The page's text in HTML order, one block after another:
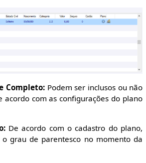
Completo:Podem ser inclusos ou não
acordo com as configurações do plano
De acordo com o cadastro do plano,
grau de parentesco no momento da